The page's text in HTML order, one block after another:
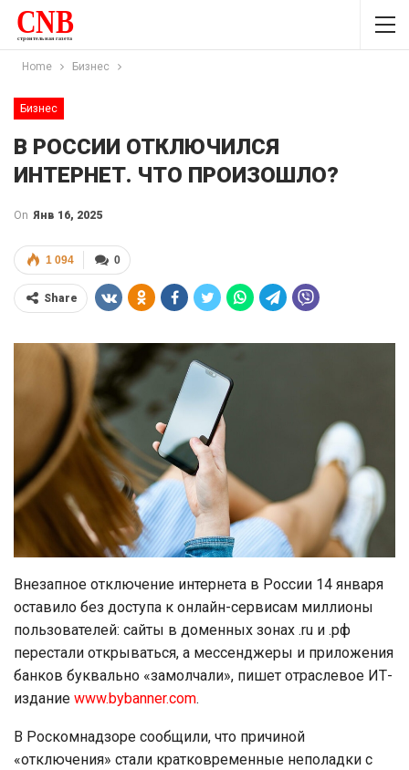
Home Бизнес
Бизнес
В РОССИИ ОТКЛЮЧИЛСЯ
ИНТЕРНЕТ. ЧТО ПРОИЗОШЛО?
On Янв 16, 2025
0
1 094
Share
Внезапное отключение интернета в России 14 января
оставило без доступа к онлайн-сервисам миллионы
пользователей: сайты в доменных зонах .ru и .рф
перестали открываться, а мессенджеры и приложения
банков буквально «замолчали», пишет отраслевое ИТ-
издание www.bybanner.com.
В Роскомнадзоре сообщили, что причиной
«отключения» стали кратковременные неполадки с